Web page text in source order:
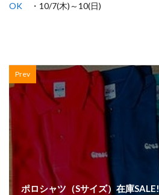
OK ・10/7(木)～10(日)
Prev
ポロシャツ（Sサイズ）在庫SALE!